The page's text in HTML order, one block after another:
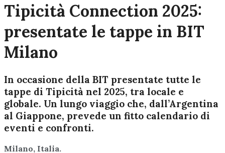
Tipicità Connection 2025:
presentate le tappe in BIT
Milano
In occasione della BIT presentate tutte le
tappe di Tipicità nel 2025, tra locale e
globale. Un lungo viaggio che, dall’Argentina
al Giappone, prevede un fitto calendario di
eventi e confronti.
Milano, Italia.